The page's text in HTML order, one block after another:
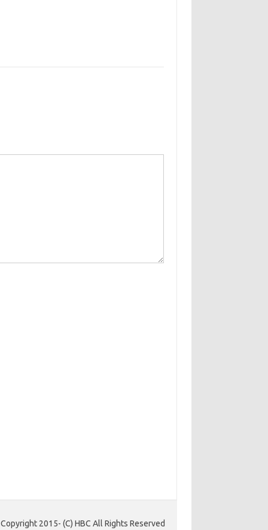
Copyright 2015- (C) HBC All Rights Reserved